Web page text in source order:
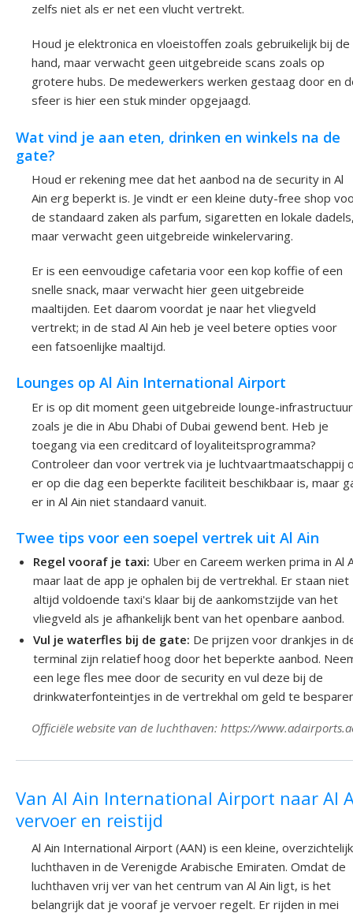
zelfs niet als er net een vlucht vertrekt.
Houd je elektronica en vloeistoffen zoals gebruikelijk bij de
hand, maar verwacht geen uitgebreide scans zoals op
grotere hubs. De medewerkers werken gestaag door en
sfeer is hier een stuk minder opgejaagd.
Wat vind je aan eten, drinken en winkels na de
gate?
Houd er rekening mee dat het aanbod na de security in Al
Ain erg beperkt is. Je vindt er een kleine duty-free shop
de standaard zaken als parfum, sigaretten en lokale
maar verwacht geen uitgebreide winkelervaring.
Er is een eenvoudige cafetaria voor een kop koffie of een
snelle snack, maar verwacht hier geen uitgebreide
maaltijden. Eet daarom voordat je naar het vliegveld
vertrekt; in de stad Al Ain heb je veel betere opties voor
een fatsoenlijke maaltijd.
Lounges op Al Ain International Airport
Er is op dit moment geen uitgebreide lounge-infrastructuur
zoals je die in Abu Dhabi of Dubai gewend bent. Heb je
toegang via een creditcard of loyaliteitsprogramma?
Controleer dan voor vertrek via je luchtvaartmaatschappij
er op die dag een beperkte faciliteit beschikbaar is, maar
er in Al Ain niet standaard vanuit.
Twee tips voor een soepel vertrek uit Al Ain
Regel vooraf je taxi: Uber en Careem werken prima in Al
maar laat de app je ophalen bij de vertrekhal. Er staan niet
altijd voldoende taxi's klaar bij de aankomstzijde van het
vliegveld als je afhankelijk bent van het openbare aanbod.
Vul je waterfles bij de gate: De prijzen voor drankjes in
terminal zijn relatief hoog door het beperkte aanbod.
een lege fles mee door de security en vul deze bij de
drinkwaterfonteintjes in de vertrekhal om geld te
Officiële website van de luchthaven: https://
Van Al Ain International Airport naar Al
vervoer en reistijd
Al Ain International Airport (AAN) is een kleine,
luchthaven in de Verenigde Arabische Emiraten. Omdat de
luchthaven vrij ver van het centrum van Al Ain ligt, is het
belangrijk dat je vooraf je vervoer regelt. Er rijden in mei